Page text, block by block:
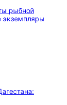
рыбной
экземпляры